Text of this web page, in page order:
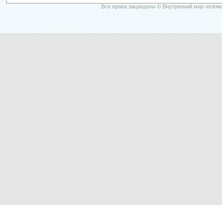
Все права защищены © Внутренний мир